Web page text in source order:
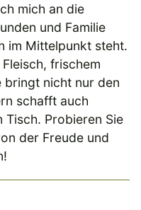
mich an die
und Familie
im Mittelpunkt steht.
frischem
bringt nicht nur den
schafft auch
Tisch. Probieren Sie
der Freude und